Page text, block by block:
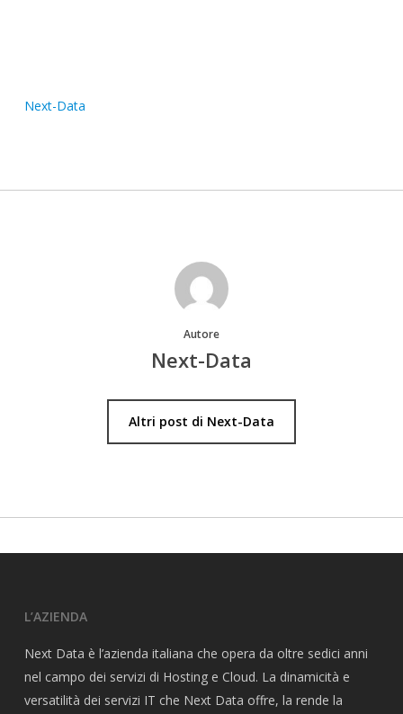
Next-Data
Autore
Next-Data
Altri post di Next-Data
L’AZIENDA
Next Data è l’azienda italiana che opera da oltre sedici anni
nel campo dei servizi di Hosting e Cloud. La dinamicità e
versatilità dei servizi IT che Next Data offre, la rende la